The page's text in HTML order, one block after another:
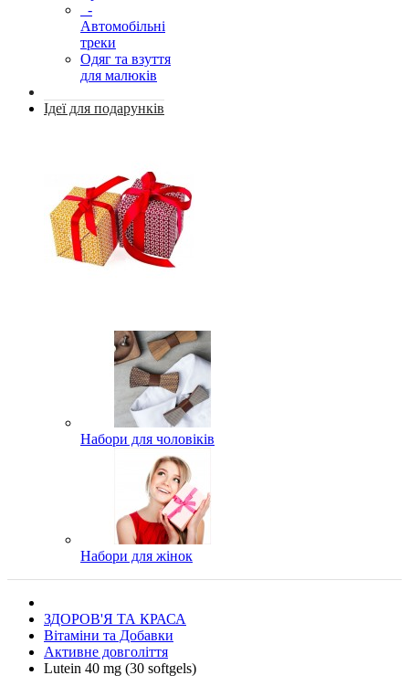
-
Автомобільні
треки
Одяг та взуття
для малюків
Ідеї для подарунків
Набори для чоловіків
Набори для жінок
ЗДОРОВ'Я ТА КРАСА
Вітаміни та Добавки
Активне довголіття
Lutein 40 mg (30 softgels)